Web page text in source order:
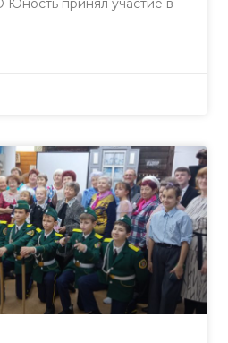
принял участие в